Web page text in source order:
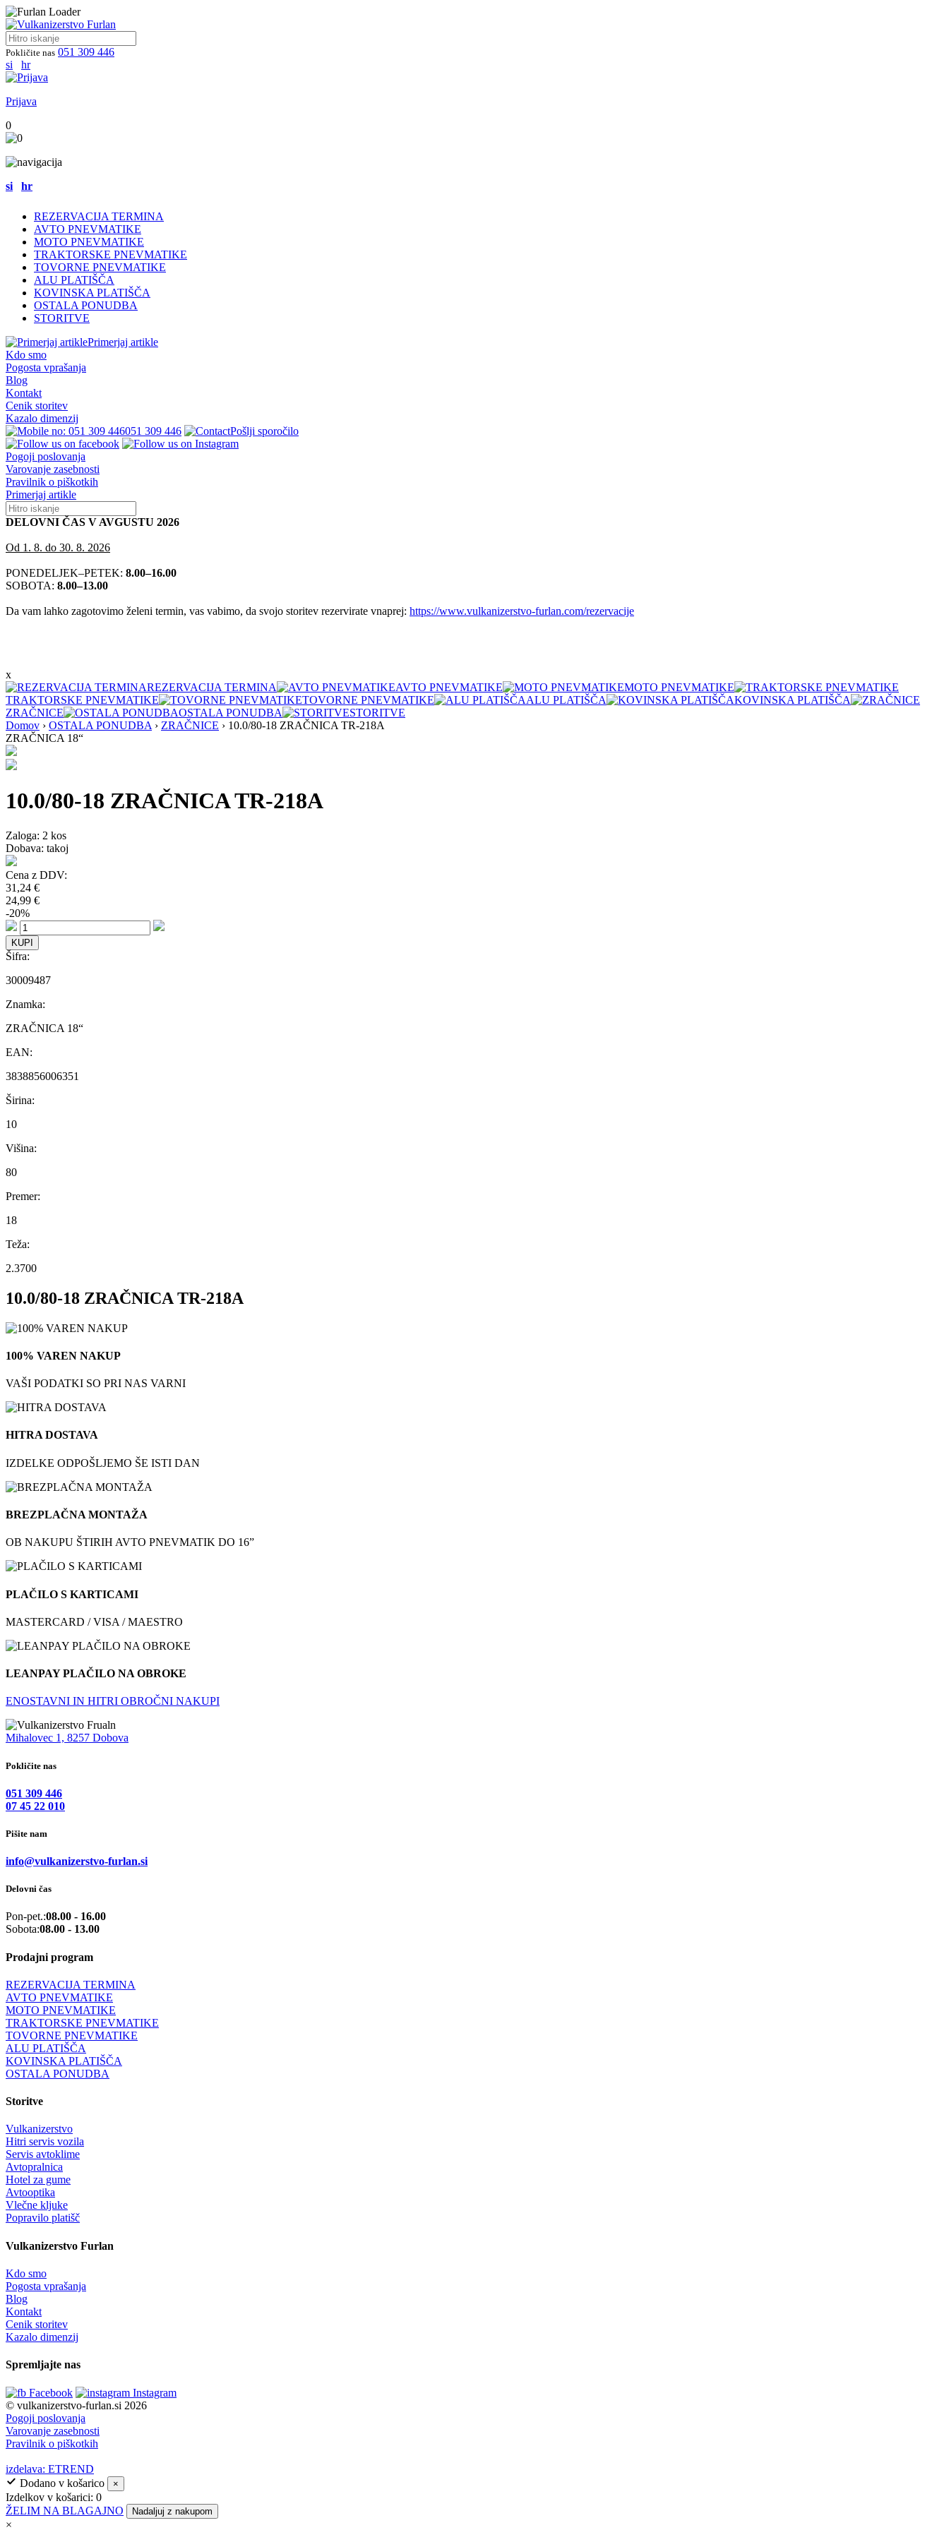
Pokličite nas 051 309 446
si
hr
Prijava
0
si hr
REZERVACIJA TERMINA
AVTO PNEVMATIKE
MOTO PNEVMATIKE
TRAKTORSKE PNEVMATIKE
TOVORNE PNEVMATIKE
ALU PLATIŠČA
KOVINSKA PLATIŠČA
OSTALA PONUDBA
STORITVE
Primerjaj artikle
Kdo smo
Pogosta vprašanja
Blog
Kontakt
Cenik storitev
Kazalo dimenzij
051 309 446
Pošlji sporočilo
Pogoji poslovanja
Varovanje zasebnosti
Pravilnik o piškotkih
Primerjaj artikle
DELOVNI ČAS V AVGUSTU 2026
Od 1. 8. do 30. 8. 2026
PONEDELJEK–PETEK: 8.00–16.00
SOBOTA: 8.00–13.00
Da vam lahko zagotovimo želeni termin, vas vabimo, da svojo storitev rezervirate vnaprej: https://www.vulkanizerstvo-furlan.com/rezervacije
x
REZERVACIJA TERMINA
AVTO PNEVMATIKE
MOTO PNEVMATIKE
TRAKTORSKE PNEVMATIKE
TOVORNE PNEVMATIKE ALU PLATIŠČA
KOVINSKA PLATIŠČA
ZRAČNICE
OSTALA PONUDBA
STORITVE
Domov › OSTALA PONUDBA › ZRAČNICE › 10.0/80-18 ZRAČNICA TR-218A
ZRAČNICA 18“
10.0/80-18 ZRAČNICA TR-218A
Zaloga: 2 kos
Dobava: takoj
Cena z DDV:
31,24 €
24,99 €
-20%
Šifra:
30009487
Znamka:
ZRAČNICA 18“
EAN:
3838856006351
Širina:
10
Višina:
80
Premer:
18
Teža:
2.3700
10.0/80-18 ZRAČNICA TR-218A
100% VAREN NAKUP
VAŠI PODATKI SO PRI NAS VARNI
HITRA DOSTAVA
IZDELKE ODPOŠLJEMO ŠE ISTI DAN
BREZPLAČNA MONTAŽA
OB NAKUPU ŠTIRIH AVTO PNEVMATIK DO 16”
PLAČILO S KARTICAMI
MASTERCARD / VISA / MAESTRO
LEANPAY PLAČILO NA OBROKE
ENOSTAVNI IN HITRI OBROČNI NAKUPI
Mihalovec 1, 8257 Dobova
Pokličite nas
051 309 446
07 45 22 010
Pišite nam
info@vulkanizerstvo-furlan.si
Delovni čas
Pon-pet.:08.00 - 16.00
Sobota:08.00 - 13.00
Prodajni program
REZERVACIJA TERMINA
AVTO PNEVMATIKE
MOTO PNEVMATIKE
TRAKTORSKE PNEVMATIKE
TOVORNE PNEVMATIKE
ALU PLATIŠČA
KOVINSKA PLATIŠČA
OSTALA PONUDBA
Storitve
Vulkanizerstvo
Hitri servis vozila
Servis avtoklime
Avtopralnica
Hotel za gume
Avtooptika
Vlečne kljuke
Popravilo platišč
Vulkanizerstvo Furlan
Kdo smo
Pogosta vprašanja
Blog
Kontakt
Cenik storitev
Kazalo dimenzij
Spremljajte nas
Facebook
Instagram
© vulkanizerstvo-furlan.si 2026
Pogoji poslovanja
Varovanje zasebnosti
Pravilnik o piškotkih
izdelava: ETREND
Dodano v košarico
×
Izdelkov v košarici: 0
ŽELIM NA BLAGAJNO
Nadaljuj z nakupom
×